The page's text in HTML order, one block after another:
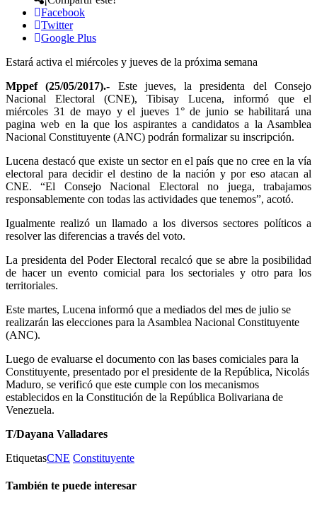
Facebook
Twitter
Google Plus
Estará activa el miércoles y jueves de la próxima semana
Mppef (25/05/2017).- Este jueves, la presidenta del Consejo
Nacional Electoral (CNE), Tibisay Lucena, informó que el
miércoles 31 de mayo y el jueves 1° de junio se habilitará una
pagina web en la que los aspirantes a candidatos a la Asamblea
Nacional Constituyente (ANC) podrán formalizar su inscripción.
Lucena destacó que existe un sector en el país que no cree en la vía
electoral para decidir el destino de la nación y por eso atacan al
CNE. “El Consejo Nacional Electoral no juega, trabajamos
responsablemente con todas las actividades que tenemos”, acotó.
Igualmente realizó un llamado a los diversos sectores políticos a
resolver las diferencias a través del voto.
La presidenta del Poder Electoral recalcó que se abre la posibilidad
de hacer un evento comicial para los sectoriales y otro para los
territoriales.
Este martes, Lucena informó que a mediados del mes de julio se
realizarán las elecciones para la Asamblea Nacional Constituyente
(ANC).
Luego de evaluarse el documento con las bases comiciales para la
Constituyente, presentado por el presidente de la República, Nicolás
Maduro, se verificó que este cumple con los mecanismos
establecidos en la Constitución de la República Bolivariana de
Venezuela.
T/Dayana Valladares
EtiquetasCNE Constituyente
También te puede interesar